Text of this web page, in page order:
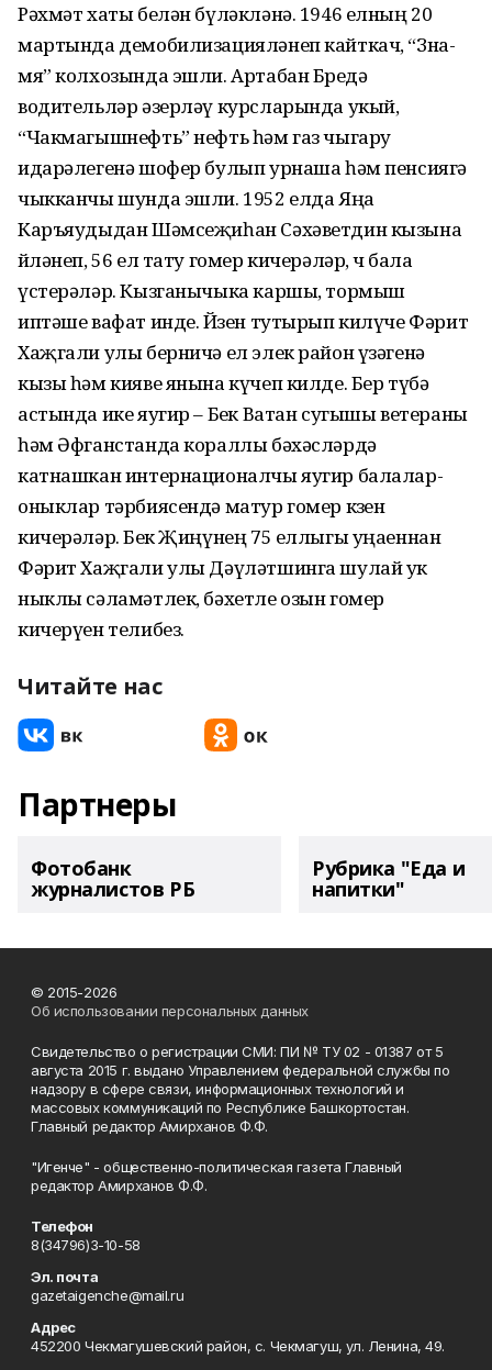
Рәхмәт хаты белән бүләкләнә. 1946 елның 20
мартында демобилизацияләнеп кайткач, “Зна-
мя” колхозында эшли. Артабан Бөредә
водительләр әзерләү курсларында укый,
“Чакмагышнефть” нефть һәм газ чыгару
идарәлегенә шофер булып урнаша һәм пенсиягә
чыкканчы шунда эшли. 1952 елда Яңа
Каръяудыдан Шәмсеҗиһан Сәхәветдин кызына
өйләнеп, 56 ел тату гомер кичерәләр, өч бала
үстерәләр. Кызганычыка каршы, тормыш
иптәше вафат инде. Йөзен тутырып килүче Фәрит
Хаҗгали улы берничә ел элек район үзәгенә
кызы һәм кияве янына күчеп килде. Бер түбә
астында ике яугир – Бөек Ватан сугышы ветераны
һәм Әфганстанда кораллы бәхәсләрдә
катнашкан интернационалчы яугир балалар-
оныклар тәрбиясендә матур гомер көзен
кичерәләр. Бөек Җиңүнең 75 еллыгы уңаеннан
Фәрит Хаҗгали улы Дәүләтшинга шулай ук
ныклы сәламәтлек, бәхетле озын гомер
кичерүен телибез.
Читайте нас
Партнеры
Фотобанк
журналистов РБ
Рубрика "Еда и
напитки"
© 2015-2026
Об использовании персональных данных
Свидетельство о регистрации СМИ: ПИ № ТУ 02 - 01387 от 5
августа 2015 г. выдано Управлением федеральной службы по
надзору в сфере связи, информационных технологий и
массовых коммуникаций по Республике Башкортостан.
Главный редактор Амирханов Ф.Ф.
"Игенче" - общественно-политическая газета Главный
редактор Амирханов Ф.Ф.
Телефон
8(34796)3-10-58
Эл. почта
gazetaigenche@mail.ru
Адрес
452200 Чекмагушевский район, с. Чекмагуш, ул. Ленина, 49.